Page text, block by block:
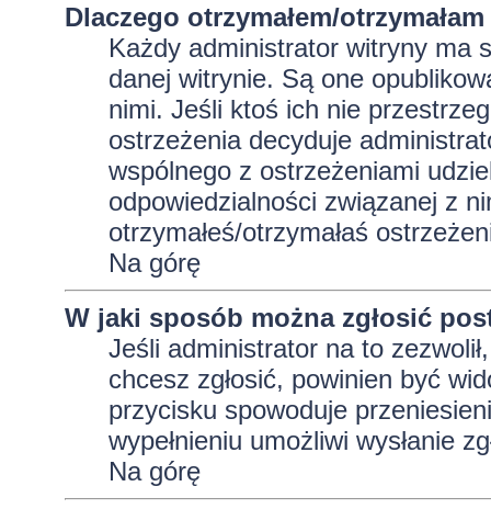
Dlaczego otrzymałem/
Każdy administrator witryny ma
danej witrynie. Są one
nimi. Jeśli ktoś ich nie
ostrzeżenia decyduje
wspólnego z ostrzeżeniami
odpowiedzialności związanej z
otrzymałeś/otrzymałaś
Na górę
W jaki sposób można zgłosić
Jeśli administrator na to
chcesz zgłosić, powinien być
przycisku spowoduje
wypełnieniu umożliwi wysłanie
Na górę